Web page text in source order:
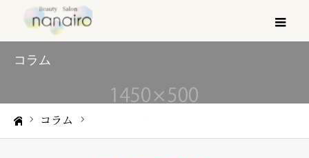
コラム
ーム
コラム